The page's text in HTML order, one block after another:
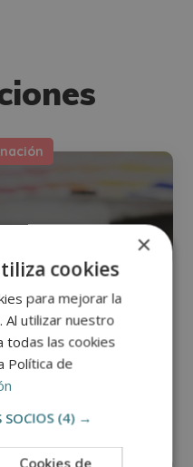
de Privacidad.
×
cookies
para mejorar la
Al utilizar nuestro
todas las cookies
Política de
SOCIOS (4) →
Cookies de